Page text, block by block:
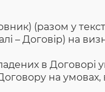
(разом у
– Договір) на
в Договорі
на